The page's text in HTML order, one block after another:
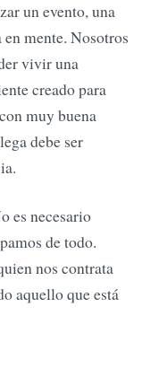
un evento, una
mente. Nosotros
vivir una
creado para
muy buena
debe ser
es necesario
de todo.
nos contrata
aquello que está